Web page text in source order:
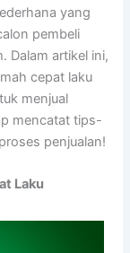
yang
pembeli
Dalam artikel ini,
cepat laku
menjual
mencatat tips-
penjualan!
Laku